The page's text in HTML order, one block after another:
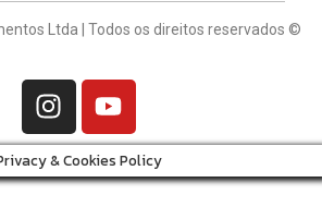
Ltda | Todos os direitos reservados ©
& Cookies Policy